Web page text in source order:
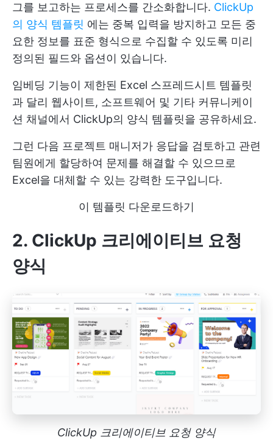
그를 보고하는 프로세스를 간소화합니다. ClickUp
의 양식 템플릿 에는 중복 입력을 방지하고 모든 중
요한 정보를 표준 형식으로 수집할 수 있도록 미리
정의된 필드와 옵션이 있습니다.
임베딩 기능이 제한된 Excel 스프레드시트 템플릿
과 달리 웹사이트, 소프트웨어 및 기타 커뮤니케이
션 채널에서 ClickUp의 양식 템플릿을 공유하세요.
그런 다음 프로젝트 매니저가 응답을 검토하고 관련
팀원에게 할당하여 문제를 해결할 수 있으므로
Excel을 대체할 수 있는 강력한 도구입니다.
이 템플릿 다운로드하기
2. ClickUp 크리에이티브 요청
양식
ClickUp 크리에이티브 요청 양식